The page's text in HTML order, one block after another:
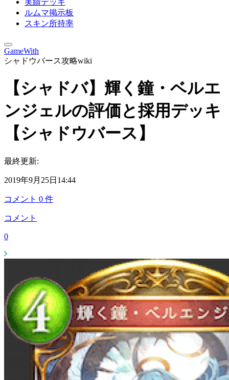
実績デッキ
ルムマ掲示板
スキン所持率
GameWith
シャドウバース攻略wiki
【シャドバ】輝く鐘・ベルエ
ンジェルの評価と採用デッキ
【シャドウバース】
最終更新:
2019年9月25日14:44
コメント 0 件
コメント
0